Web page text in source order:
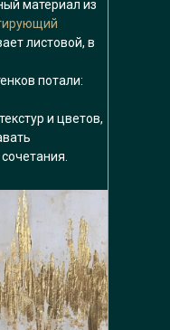
материал из
листовой, в
потали:
и цветов,